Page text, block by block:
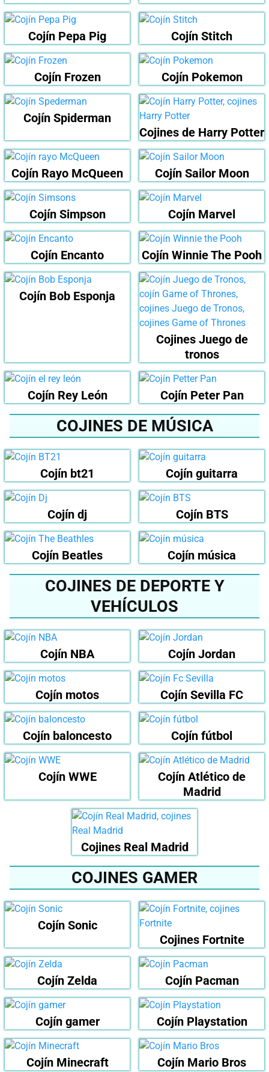
Cojín Pepa Pig Cojín Stitch
Cojín Frozen Cojín Pokemon
Cojín Spiderman
Cojines de Harry Potter
Cojín Rayo McQueen Cojín Sailor Moon
Cojín Simpson Cojín Marvel
Cojín Encanto Cojín Winnie The Pooh
Cojín Bob Esponja
Cojines Juego de
tronos
Cojín Rey León Cojín Peter Pan
COJINES DE MÚSICA
Cojín bt21 Cojín guitarra
Cojín dj Cojín BTS
Cojín Beatles Cojín música
COJINES DE DEPORTE Y
VEHÍCULOS
Cojín NBA Cojín Jordan
Cojín motos Cojín Sevilla FC
Cojín baloncesto Cojín fútbol
Cojín WWE
Cojín Atlético de
Madrid
Cojines Real Madrid
COJINES GAMER
Cojín Sonic
Cojines Fortnite
Cojín Zelda Cojín Pacman
Cojín gamer Cojín Playstation
Cojín Minecraft Cojín Mario Bros